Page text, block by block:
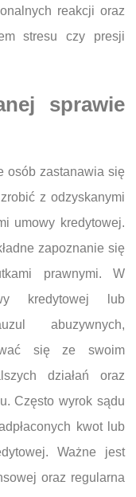
reakcji oraz
stresu czy presji
sprawie
osób zastanawia się
z odzyskanymi
umowy kredytowej.
zapoznanie się
prawnymi. W
kredytowej lub
abuzywnych,
się ze swoim
działań oraz
Często wyrok sądu
kwot lub
Ważne jest
oraz regularna